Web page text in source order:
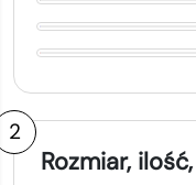
2
Rozmiar,